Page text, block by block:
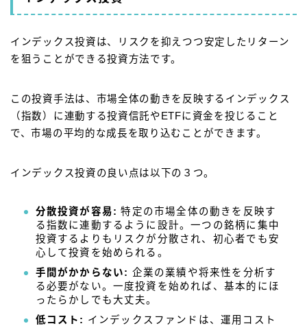
インデックス投資は、リスクを抑えつつ安定したリターン
を狙うことができる投資方法です。
この投資手法は、市場全体の動きを反映するインデックス
（指数）に連動する投資信託やETFに資金を投じること
で、市場の平均的な成長を取り込むことができます。
インデックス投資の良い点は以下の３つ。
分散投資が容易: 特定の市場全体の動きを反映す
る指数に連動するように設計。一つの銘柄に集中
投資するよりもリスクが分散され、初心者でも安
心して投資を始められる。
手間がかからない: 企業の業績や将来性を分析す
る必要がない。一度投資を始めれば、基本的にほ
ったらかしでも大丈夫。
低コスト: インデックスファンドは、運用コスト